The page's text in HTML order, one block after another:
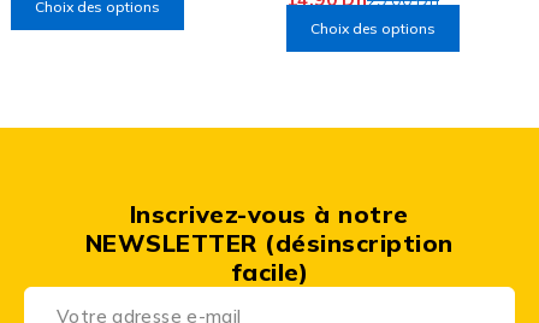
Choix des options
Choix des options
Inscrivez-vous à notre
NEWSLETTER (désinscription
facile)